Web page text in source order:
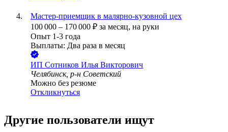
Мастер-приемщик в малярно-кузовной цех
100 000 – 170 000 ₽ за месяц, на руки
Опыт 1-3 года
Выплаты: Два раза в месяц
ИП Сотников Илья Викторович
Челябинск, р-н Советский
Можно без резюме
Откликнуться
Другие пользователи ищут